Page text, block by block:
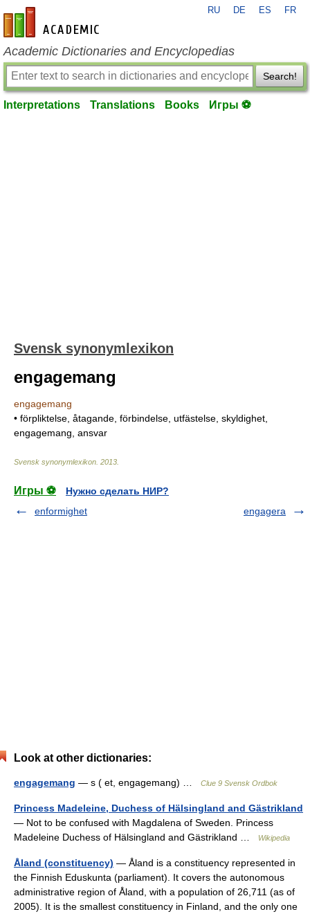
en-academic.com
RU DE ES FR
Academic Dictionaries and Encyclopedias
Search!
Interpretations Translations Books Игры ⚽
Svensk synonymlexikon
engagemang
engagemang
• förpliktelse, åtagande, förbindelse, utfästelse, skyldighet,
engagemang, ansvar
Svensk synonymlexikon 2013
Игры ⚽
Нужно сделать НИР?
enformighet
engagera
Look at other dictionaries:
engagemang — s ( et, engagemang) … Clue 9 Svensk Ordbok
Princess Madeleine, Duchess of Hälsingland and Gästrikland
— Not to be confused with Magdalena of Sweden. Princess
Madeleine Duchess of Hälsingland and Gästrikland …
Wikipedia
Åland (constituency) — Åland is a constituency represented in
the Finnish Eduskunta (parliament). It covers the autonomous
administrative region of Åland, with a population of 26,711 (as of
2005). It is the smallest constituency in Finland, and the only one